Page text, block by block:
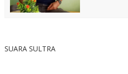
SUARA SULTRA